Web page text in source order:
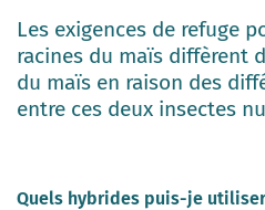
Les exigences de refuge
racines du maïs diffèrent
du maïs en raison des
entre ces deux insectes
Quels hybrides puis-je